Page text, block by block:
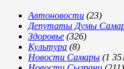
Автоновости (23)
Депутаты Думы
Здоровье (326)
Культура (8)
Новости Самары (1